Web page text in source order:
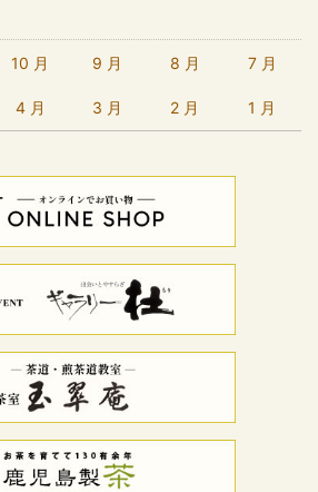
10 月 9 月 8 月 7 月
4 月 3 月 2 月 1 月